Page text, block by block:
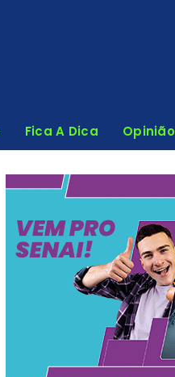
Fica A Dica Opinião